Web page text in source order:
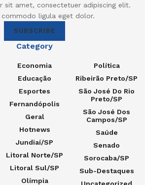
sit amet, consectetuer adipiscing elit.
commodo ligula eget dolor.
SUBSCRIBE
Category
Economia
Educação
Esportes
Fernandópolis
Geral
Hotnews
Jundiaí/SP
Litoral Norte/SP
Litoral Sul/SP
Olímpia
Política
Ribeirão Preto/SP
São José Do Rio
Preto/SP
São José Dos
Campos/SP
Saúde
Senado
Sorocaba/SP
Sub-Destaques
Uncategorized